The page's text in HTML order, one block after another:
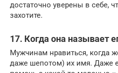
достаточно уверены в себе,
захотите.
17. Когда она называет
Мужчинам нравиться, когда
даже шепотом) их имя. Даже